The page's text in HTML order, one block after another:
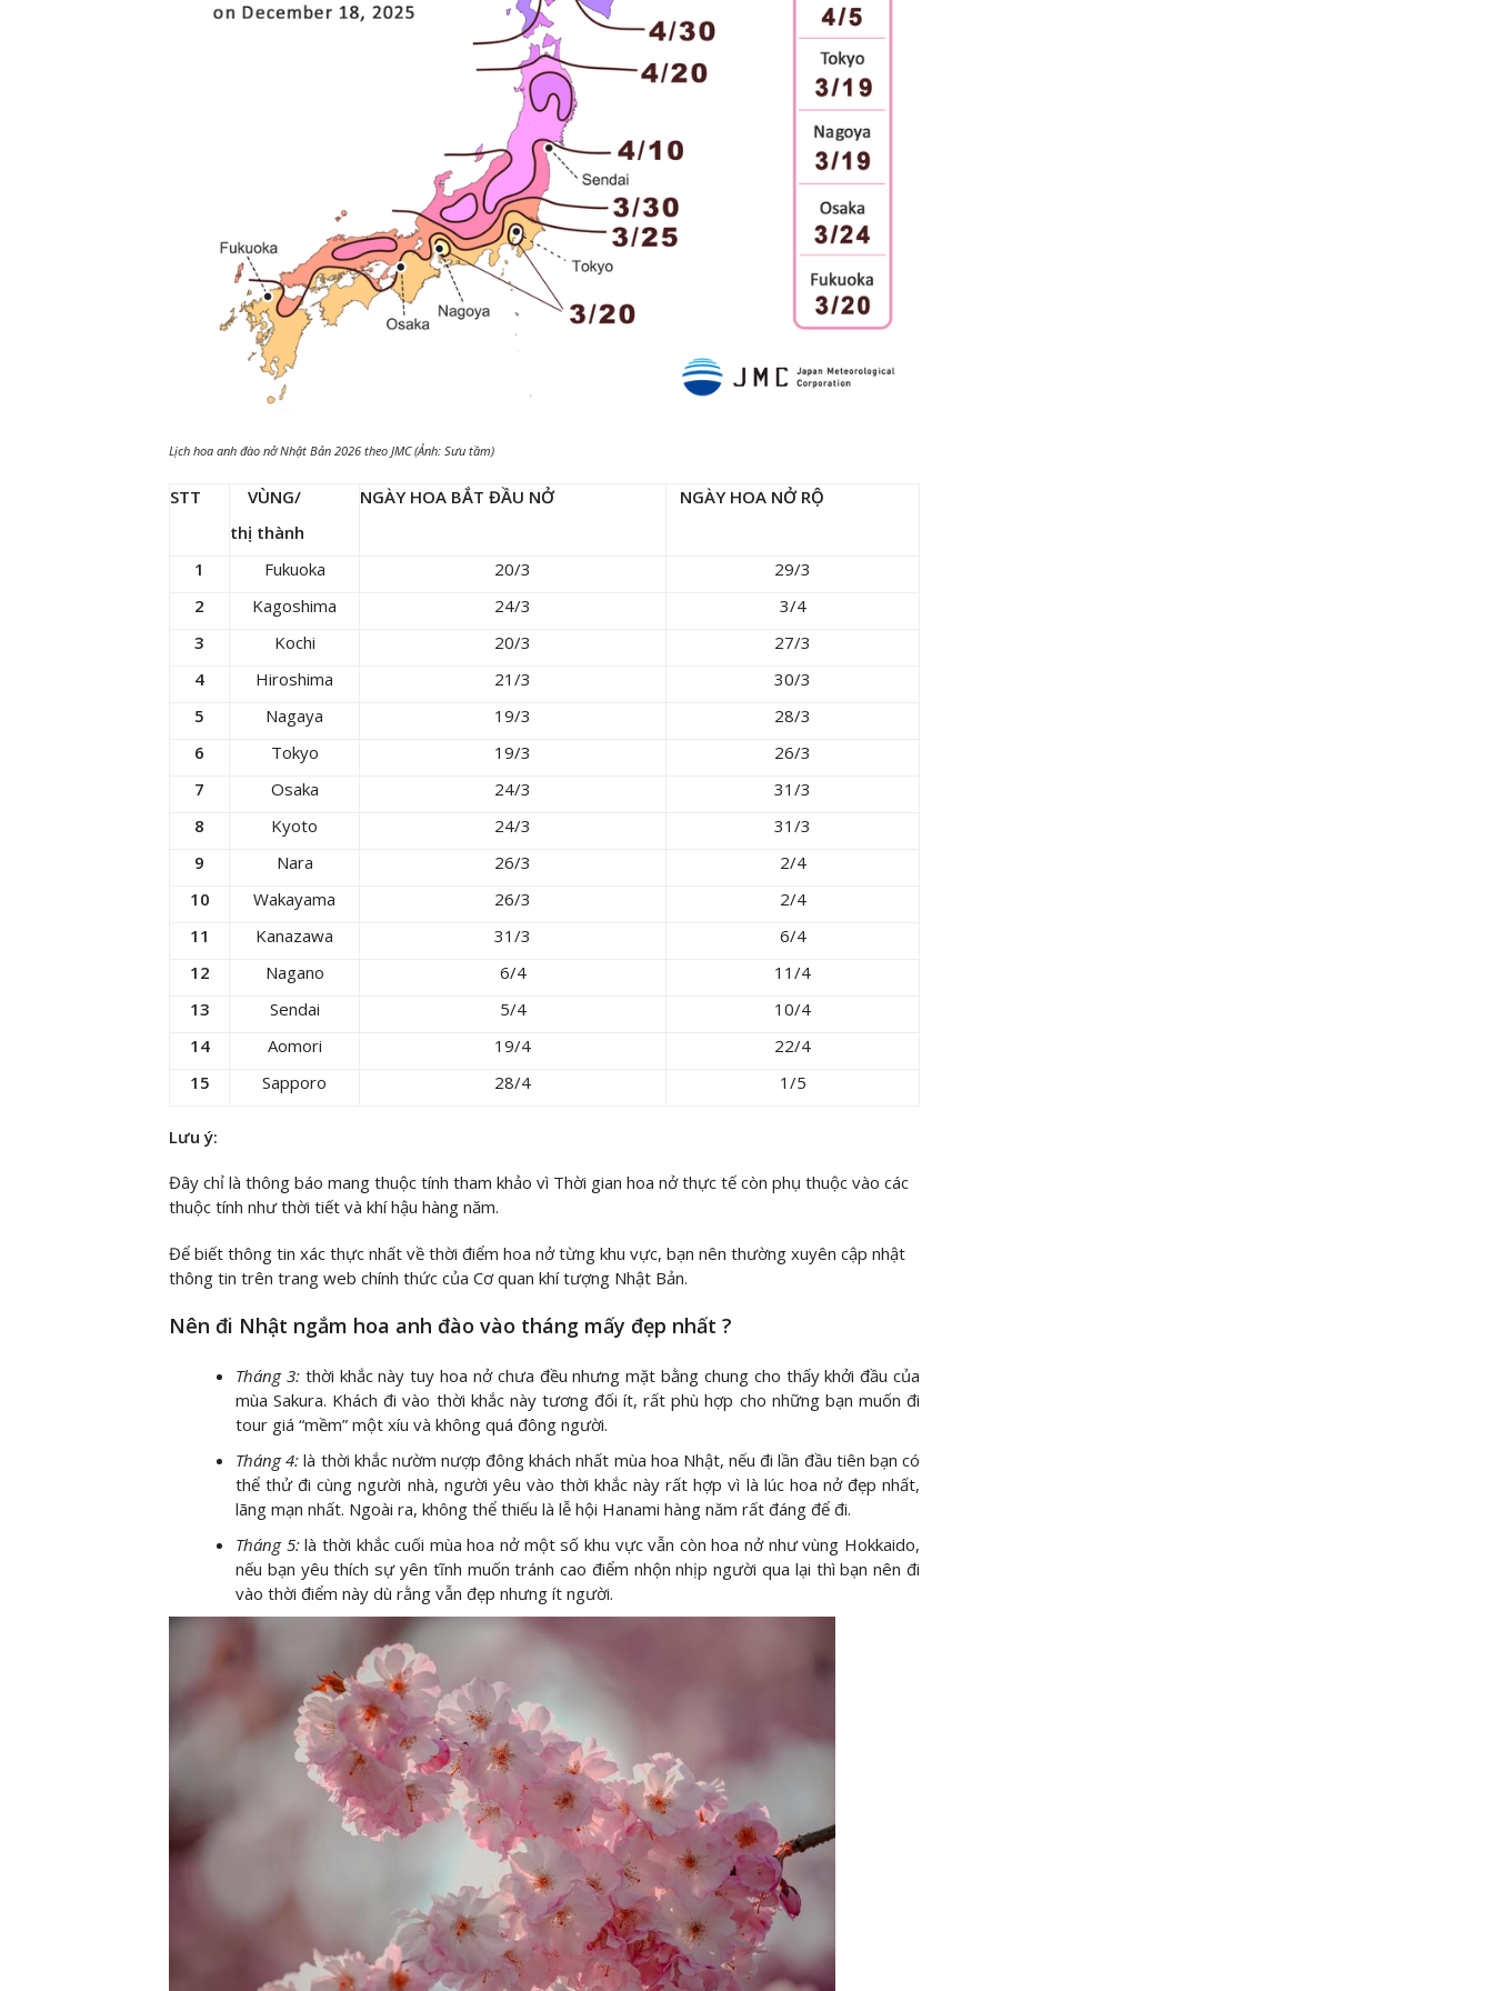
Lịch hoa anh đào nở Nhật Bản 2026 theo JMC (Ảnh: Sưu tầm)
STT
VÙNG/
thị thành
NGÀY HOA BẮT ĐẦU NỞ NGÀY HOA NỞ RỘ
1 Fukuoka 20/3
29/3
2
Kagoshima 24/3
3/4
3
Kochi 20/3
27/3
4
Hiroshima 21/3
30/3
5
Nagaya 19/3
28/3
6
Tokyo 19/3
26/3
7
Osaka 24/3
31/3
8
Kyoto 24/3
31/3
9
Nara 26/3
2/4
10
Wakayama 26/3
2/4
11
Kanazawa 31/3
6/4
12
Nagano 6/4
11/4
13
Sendai 5/4
10/4
14
Aomori 19/4
22/4
15
Sapporo 28/4 1/5
Lưu ý:
Đây chỉ là thông báo mang thuộc tính tham khảo vì Thời gian hoa nở thực tế còn phụ thuộc vào các
thuộc tính như thời tiết và khí hậu hàng năm.
Để biết thông tin xác thực nhất về thời điểm hoa nở từng khu vực, bạn nên thường xuyên cập nhật
thông tin trên trang web chính thức của Cơ quan khí tượng Nhật Bản.
Nên đi Nhật ngắm hoa anh đào vào tháng mấy đẹp nhất ?
Tháng 3: thời khắc này tuy hoa nở chưa đều nhưng mặt bằng chung cho thấy khởi đầu của
mùa Sakura. Khách đi vào thời khắc này tương đối ít, rất phù hợp cho những bạn muốn đi
tour giá “mềm” một xíu và không quá đông người.
Tháng 4: là thời khắc nườm nượp đông khách nhất mùa hoa Nhật, nếu đi lần đầu tiên bạn có
thể thử đi cùng người nhà, người yêu vào thời khắc này rất hợp vì là lúc hoa nở đẹp nhất,
lãng mạn nhất. Ngoài ra, không thể thiếu là lễ hội Hanami hàng năm rất đáng để đi.
Tháng 5: là thời khắc cuối mùa hoa nở một số khu vực vẫn còn hoa nở như vùng Hokkaido,
nếu bạn yêu thích sự yên tĩnh muốn tránh cao điểm nhộn nhịp người qua lại thì bạn nên đi
vào thời điểm này dù rằng vẫn đẹp nhưng ít người.